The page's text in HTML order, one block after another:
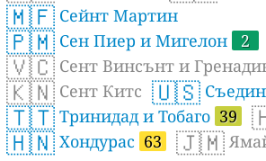
🇲🇫 Сейнт Мартин
🇵🇲 Сен Пиер и Мигелон 2
🇻🇨 Сент Винсънт и
🇰🇳 Сент Китс 🇺🇸
🇹🇹 Тринидад и Тобаго 39
🇭🇳 Хондурас 63 🇯🇲